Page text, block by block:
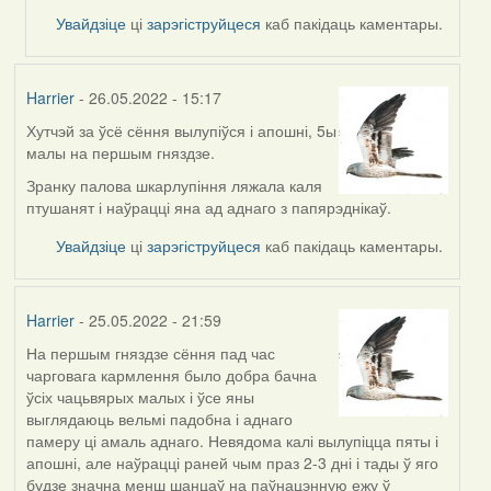
Увайдзіце цізарэгіструйцеся каб пакідаць каментары.
Harrier- 26.05.2022 - 15:17
Хутчэй за ўсё сёння вылупіўся і апошні, 5ы
малы на першым гняздзе.
Зранку палова шкарлупіння ляжала каля
птушанят і наўрацці яна ад аднаго з папярэднікаў.
Увайдзіце цізарэгіструйцеся каб пакідаць каментары.
Harrier- 25.05.2022 - 21:59
На першым гняздзе сёння пад час
чарговага кармлення было добра бачна
ўсіх чацьвярых малых і ўсе яны
выглядаюць вельмі падобна і аднаго
памеру ці амаль аднаго. Невядома калі вылупіцца пяты і
апошні, але наўрацці раней чым праз 2-3 дні і тады ў яго
будзе значна менш шанцаў на паўнацэнную ежу ў